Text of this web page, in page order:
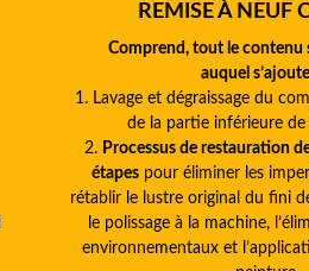
REMISE À NEUF
Comprend, tout le contenu
auquel
1. Lavage et dégraissage du
de la partie inférieure de
2. Processus de restauration
étapes pour éliminer les
rétablir le lustre original du fini
le polissage à la machine,
environnementaux et